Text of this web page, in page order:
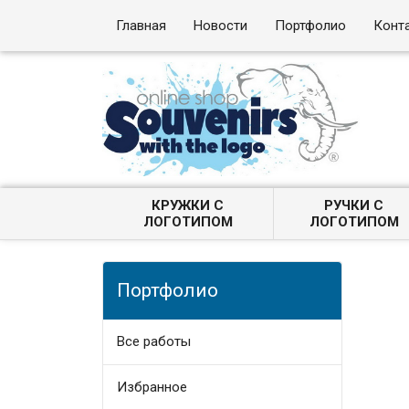
Главная Новости Портфолио
КРУЖКИ С
ЛОГОТИПОМ
РУЧКИ С
ЛОГОТИПОМ
Портфолио
Все работы
Избранное